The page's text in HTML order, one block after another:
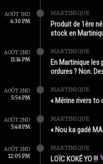
AOÛT 3RD
6:30 PM
MARTINIQUE
Produit de 1ère
stock en
AOÛT 2ND
11:14 PM
MARTINIQUE
En Martinique
ordures ? Non.
AOÛT 2ND
5:56 PM
MARTINIQUE
« Mérine rivers to
AOÛT 2ND
5:48 PM
MARTINIQUE
« Nou ka gadé
AOÛT 2ND
12:05 PM
MARTINIQUE
LOÏC KOKÉ YO !!!